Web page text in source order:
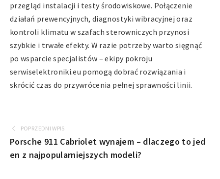
przegląd instalacji i testy środowiskowe. Połączenie
działań prewencyjnych, diagnostyki wibracyjnej oraz
kontroli klimatu w szafach sterowniczych przynosi
szybkie i trwałe efekty. W razie potrzeby warto sięgnąć
po wsparcie specjalistów – ekipy pokroju
serwiselektroniki.eu pomogą dobrać rozwiązania i
skrócić czas do przywrócenia pełnej sprawności linii.
POPRZEDNI WPIS
Porsche 911 Cabriolet wynajem – dlaczego to jed
en z najpopularniejszych modeli?